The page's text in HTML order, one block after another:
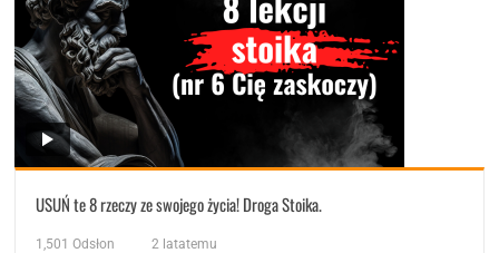
USUŃ te 8 rzeczy ze swojego życia! Droga Stoika.
1,501 Odsłon 2 latatemu